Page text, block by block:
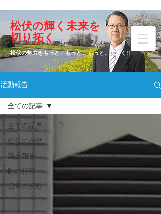
​増田 ひとし
​松伏の輝く未来を
切り拓く
松伏の魅力をもっと、もっと、もっと、大きく!!
元松伏町議会議員
活動報告
全ての記事
松伏の自然
議会報告
町の行事
日常の活動
全ての記事